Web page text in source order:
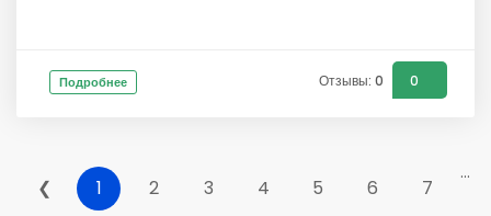
Подробнее Отзывы: 0 0
❮ 1 2 3 4 5 6 7
...